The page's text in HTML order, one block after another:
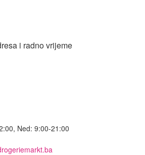
i radno vrijeme
Ned: 9:00-21:00